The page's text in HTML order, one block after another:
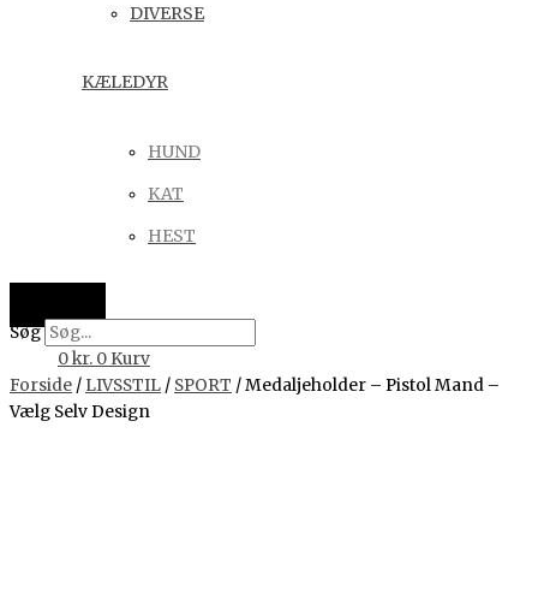
DIVERSE
KÆLEDYR
HUND
KAT
HEST
Søg
0kr. 0 Kurv
Forside / LIVSSTIL / SPORT / Medaljeholder – Pistol Mand –
Vælg Selv Design